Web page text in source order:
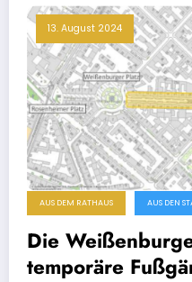
13. August 2024
AUS DEM RATHAUS AUS DEN
Die
temporäre